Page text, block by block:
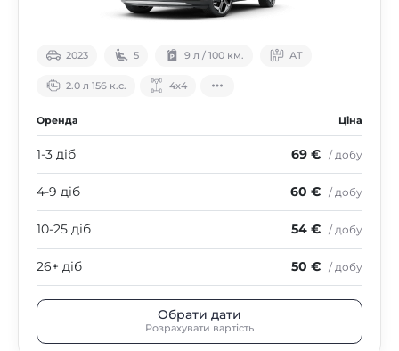
2023 5 9 л / 100 км. АТ
2.0 л 156 к.с. 4х4
Оренда Ціна
1-3 діб 69 € / добу
4-9 діб 60 € / добу
10-25 діб 54 € / добу
26+ діб 50 € / добу
Обрати дати
Розрахувати вартість